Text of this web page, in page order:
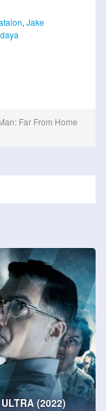
, Jake
Far From Home
(2022)